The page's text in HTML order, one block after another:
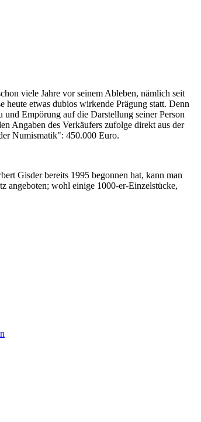
viele Jahre vor seinem Ableben, nämlich seit
etwas dubios wirkende Prägung statt. Denn
Empörung auf die Darstellung seiner Person
Angaben des Verkäufers zufolge direkt aus der
Numismatik": 450.000 Euro.
Gisder bereits 1995 begonnen hat, kann man
angeboten; wohl einige 1000-er-Einzelstücke,